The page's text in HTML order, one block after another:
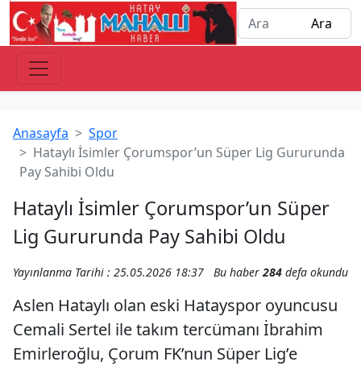
Anasayfa
Spor
Hataylı İsimler Çorumspor’un Süper Lig Gururunda
Pay Sahibi Oldu
Hataylı İsimler Çorumspor’un Süper
Lig Gururunda Pay Sahibi Oldu
Yayınlanma Tarihi : 25.05.2026 18:37 Bu haber284 defa okundu
Aslen Hataylı olan eski Hatayspor oyuncusu
Cemali Sertel ile takım tercümanı İbrahim
Emirleroğlu, Çorum FK’nun Süper Lig’e